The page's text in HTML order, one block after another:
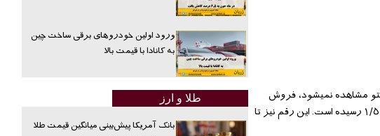
مشاهده نمیشود، فروش
خانه در ماه اگوست در مقايسه با سال گذشته ١٨٪؜ رشد را نشان میدهد. در نتیجه این رشد نسبت فروش خانه به كاندو بهبود يافته و از ١/٣ به ١/٥ رسيده است. این رقم نیز تا
ورود اولین خودروهای برقی ساخت چین
به کانادا با قیمت بالا
طلا و ارز
بانک آمریکا پیش‌بینی میانگین قیمت طلا